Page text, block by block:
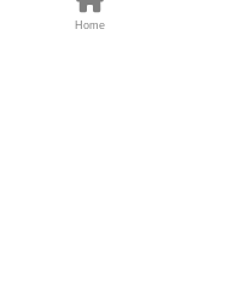
Home